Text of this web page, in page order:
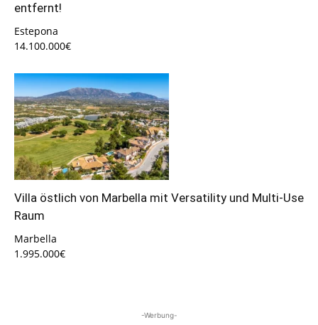
entfernt!
Estepona
14.100.000€
Villa östlich von Marbella mit Versatility und Multi-Use
Raum
Marbella
1.995.000€
-Werbung-